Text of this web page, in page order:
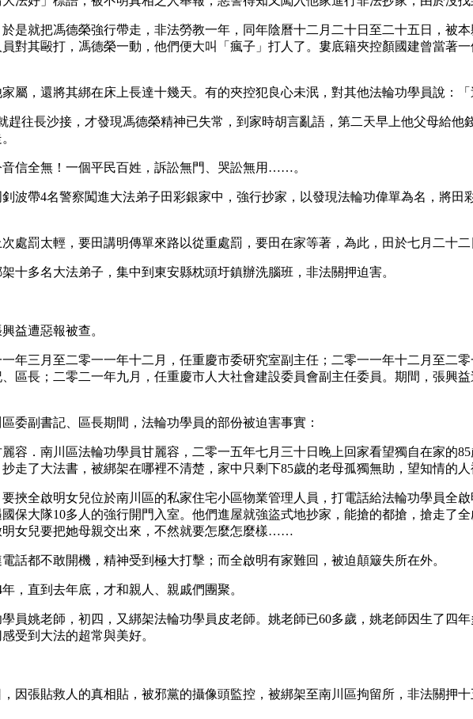
是就把馮德榮強行帶走，非法勞教一年，同年陰曆十二月二十日至二十五日，被
對其毆打，馮德榮一動，他們便大叫「瘋子」打人了。婁底籍夾控顏國建曾當著
屬，還將其綁在床上長達十幾天。有的夾控犯良心未泯，對其他法輪功學員說：「
往長沙接，才發現馮德榮精神已失常，到家時胡言亂語，第二天早上他父母給他
信全無！一個平民百姓，訴訟無門、哭訟無用……。
帶4名警察闖進大法弟子田彩銀家中，強行抄家，以發現法輪功偉單為名，將田
處罰太輕，要田講明傳單來路以從重處罰，要田在家等著，為此，田於七月二十二
多名大法弟子，集中到東安縣枕頭圩鎮辦洗腦班，非法關押迫害。
益遭惡報被查。
年三月至二零一一年十二月，任重慶市委研究室副主任；二零一一年十二月至二
區長；二零二一年九月，任重慶市人大社會建設委員會副主任委員。期間，張興
委副書記、區長期間，法輪功學員的部份被迫害事實：
．南川區法輪功學員甘麗容，二零一五年七月三十日晚上回家看望獨自在家的
走了大法書，被綁架在哪裡不清楚，家中只剩下85歲的老母孤獨無助，望知情的人
挾全啟明女兒位於南川區的私家住宅小區物業管理人員，打電話給法輪功學員全
大隊10多人的強行開門入室。他們進屋就強盜式地抄家，能搶的都搶，搶走了全
女兒要把她母親交出來，不然就要怎麼怎麼樣……
話都不敢開機，精神受到極大打擊；而全啟明有家難回，被迫顛簸失所在外。
，直到去年底，才和親人、親戚們團聚。
姚老師，初四，又綁架法輪功學員皮老師。姚老師已60多歲，姚老師因生了四
受到大法的超常與美好。
張貼救人的真相貼，被邪黨的攝像頭監控，被綁架至南川區拘留所，非法關押